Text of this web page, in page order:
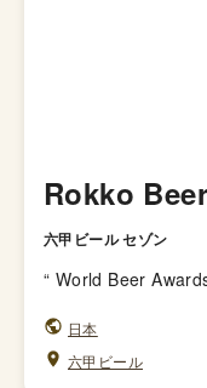
Rokko
六甲ビール セゾン
“ World Beer
日本
六甲ビール